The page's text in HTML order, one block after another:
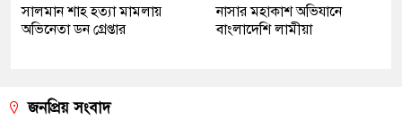
সালমান শাহ হত্যা মামলায়
অভিনেতা ডন গ্রেপ্তার
নাসার মহাকাশ অভিযানে
বাংলাদেশি লামীয়া
জনপ্রিয় সংবাদ